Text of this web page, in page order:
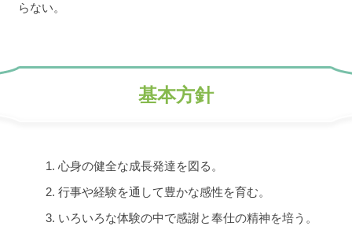
らない。
基本方針
心身の健全な成長発達を図る。
行事や経験を通して豊かな感性を育む。
いろいろな体験の中で感謝と奉仕の精神を培う。